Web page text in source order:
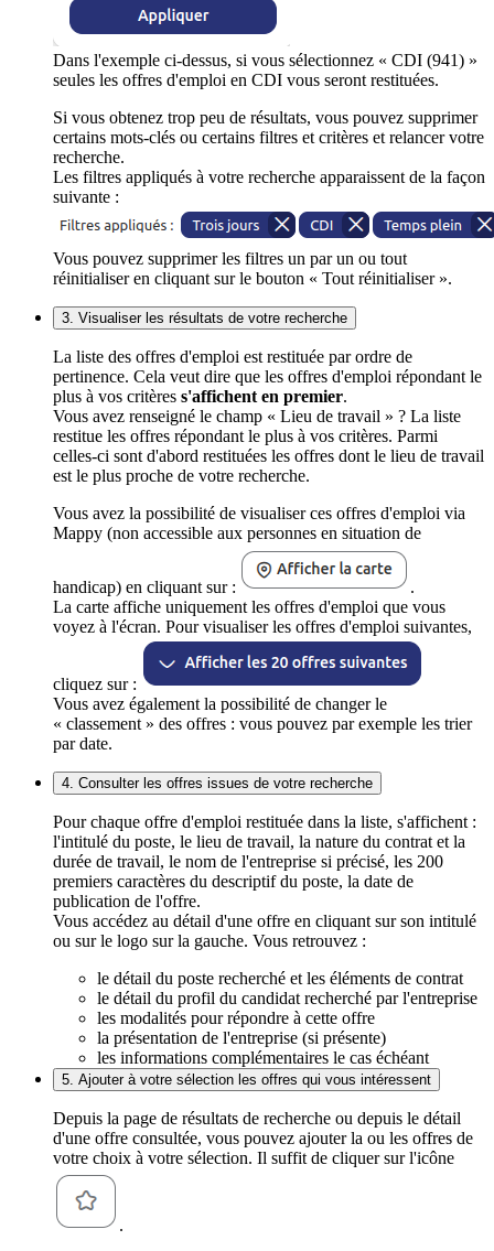
Dans l'exemple ci-dessus, si vous sélectionnez « CDI (941) »
seules les offres d'emploi en CDI vous seront restituées.
Si vous obtenez trop peu de résultats, vous pouvez supprimer
certains mots-clés ou certains filtres et critères et relancer votre
recherche.
Les filtres appliqués à votre recherche apparaissent de la façon
suivante :
Vous pouvez supprimer les filtres un par un ou tout
réinitialiser en cliquant sur le bouton « Tout réinitialiser ».
3. Visualiser les résultats de votre recherche
La liste des offres d'emploi est restituée par ordre de
pertinence. Cela veut dire que les offres d'emploi répondant le
plus à vos critères s'affichent en premier.
Vous avez renseigné le champ « Lieu de travail » ? La liste
restitue les offres répondant le plus à vos critères. Parmi
celles-ci sont d'abord restituées les offres dont le lieu de travail
est le plus proche de votre recherche.
Vous avez la possibilité de visualiser ces offres d'emploi via
Mappy (non accessible aux personnes en situation de
handicap) en cliquant sur :
.
La carte affiche uniquement les offres d'emploi que vous
voyez à l'écran. Pour visualiser les offres d'emploi suivantes,
cliquez sur :
Vous avez également la possibilité de changer le
« classement » des offres : vous pouvez par exemple les trier
par date.
4. Consulter les offres issues de votre recherche
Pour chaque offre d'emploi restituée dans la liste, s'affichent :
l'intitulé du poste, le lieu de travail, la nature du contrat et la
durée de travail, le nom de l'entreprise si précisé, les 200
premiers caractères du descriptif du poste, la date de
publication de l'offre.
Vous accédez au détail d'une offre en cliquant sur son intitulé
ou sur le logo sur la gauche. Vous retrouvez :
le détail du poste recherché et les éléments de contrat
le détail du profil du candidat recherché par l'entreprise
les modalités pour répondre à cette offre
la présentation de l'entreprise (si présente)
les informations complémentaires le cas échéant
5. Ajouter à votre sélection les offres qui vous intéressent
Depuis la page de résultats de recherche ou depuis le détail
d'une offre consultée, vous pouvez ajouter la ou les offres de
votre choix à votre sélection. Il suffit de cliquer sur l'icône
.